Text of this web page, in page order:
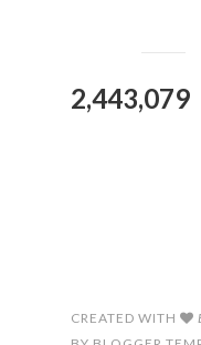
2,443,079
CREATED WITH